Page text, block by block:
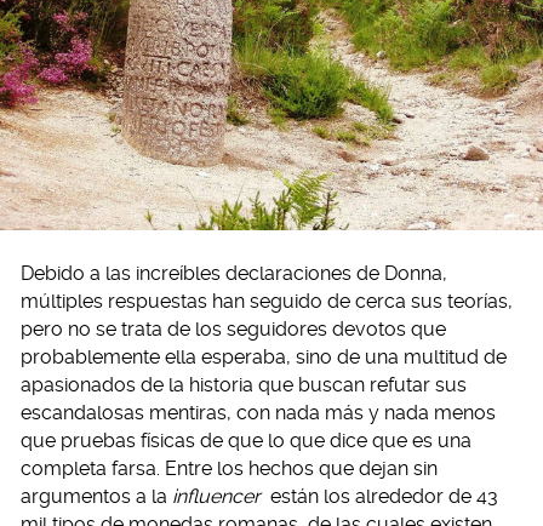
Debido a las increíbles declaraciones de Donna,
múltiples respuestas han seguido de cerca sus teorías,
pero no se trata de los seguidores devotos que
probablemente ella esperaba, sino de una multitud de
apasionados de la historia que buscan refutar sus
escandalosas mentiras, con nada más y nada menos
que pruebas físicas de que lo que dice que es una
completa farsa. Entre los hechos que dejan sin
argumentos a la influencer están los alrededor de 43